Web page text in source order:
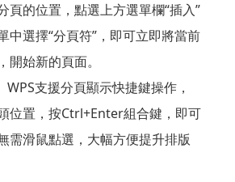
頁的位置，點選上方選單欄“插入”
中選擇“分頁符”，即可立即將當前
開始新的頁面。
WPS支援分頁顯示快捷鍵操作，
位置，按Ctrl+Enter組合鍵，即可
需滑鼠點選，大幅方便提升排版